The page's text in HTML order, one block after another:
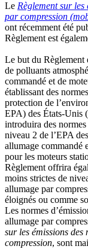
Le Règlement sur
par compression
ont récemment été
Règlement est
Le but du Règlement
de polluants
commandé et de
établissant des
protection de
EPA) des États-Unis
introduira des
niveau 2 de l’EPA
allumage commandé
pour les moteurs
Règlement offrira
moins strictes de
allumage par
éloignés ou comme
Les normes
allumage par
sur les émissions
compression, sont